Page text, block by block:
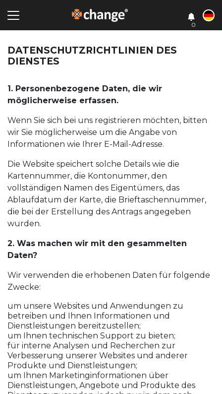
0
DATENSCHUTZRICHTLINIEN DES
DIENSTES
1. Personenbezogene Daten, die wir
möglicherweise erfassen.
Wenn Sie sich bei uns registrieren möchten, bitten
wir Sie möglicherweise um die Angabe von
Informationen wie Ihrer E-Mail-Adresse.
Die Website speichert solche Details wie die
Kartennummer, die Kontonummer, den
vollständigen Namen des Eigentümers, das
Ablaufdatum der Karte, die Brieftaschennummer,
die bei der Erstellung des Antrags angegeben
wurden.
2. Was machen wir mit den gesammelten
Daten?
Wir verwenden die erhobenen Daten für folgende
Zwecke:
um unsere Websites und Anwendungen zu
betreiben und Ihnen Informationen und
Dienstleistungen bereitzustellen;
um Ihnen technischen Support zu bieten;
für interne Analysen und Recherchen zur
Verbesserung unserer Websites und anderer
Produkte und Dienstleistungen;
um Ihnen Marketinginformationen über
Dienstleistungen, Angebote und Produkte des